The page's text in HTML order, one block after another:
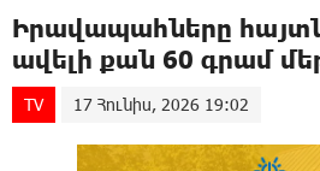
Իրավապահները
ավելի քան 60 գրամ
TV 17 Հունիս, 2026 19:02